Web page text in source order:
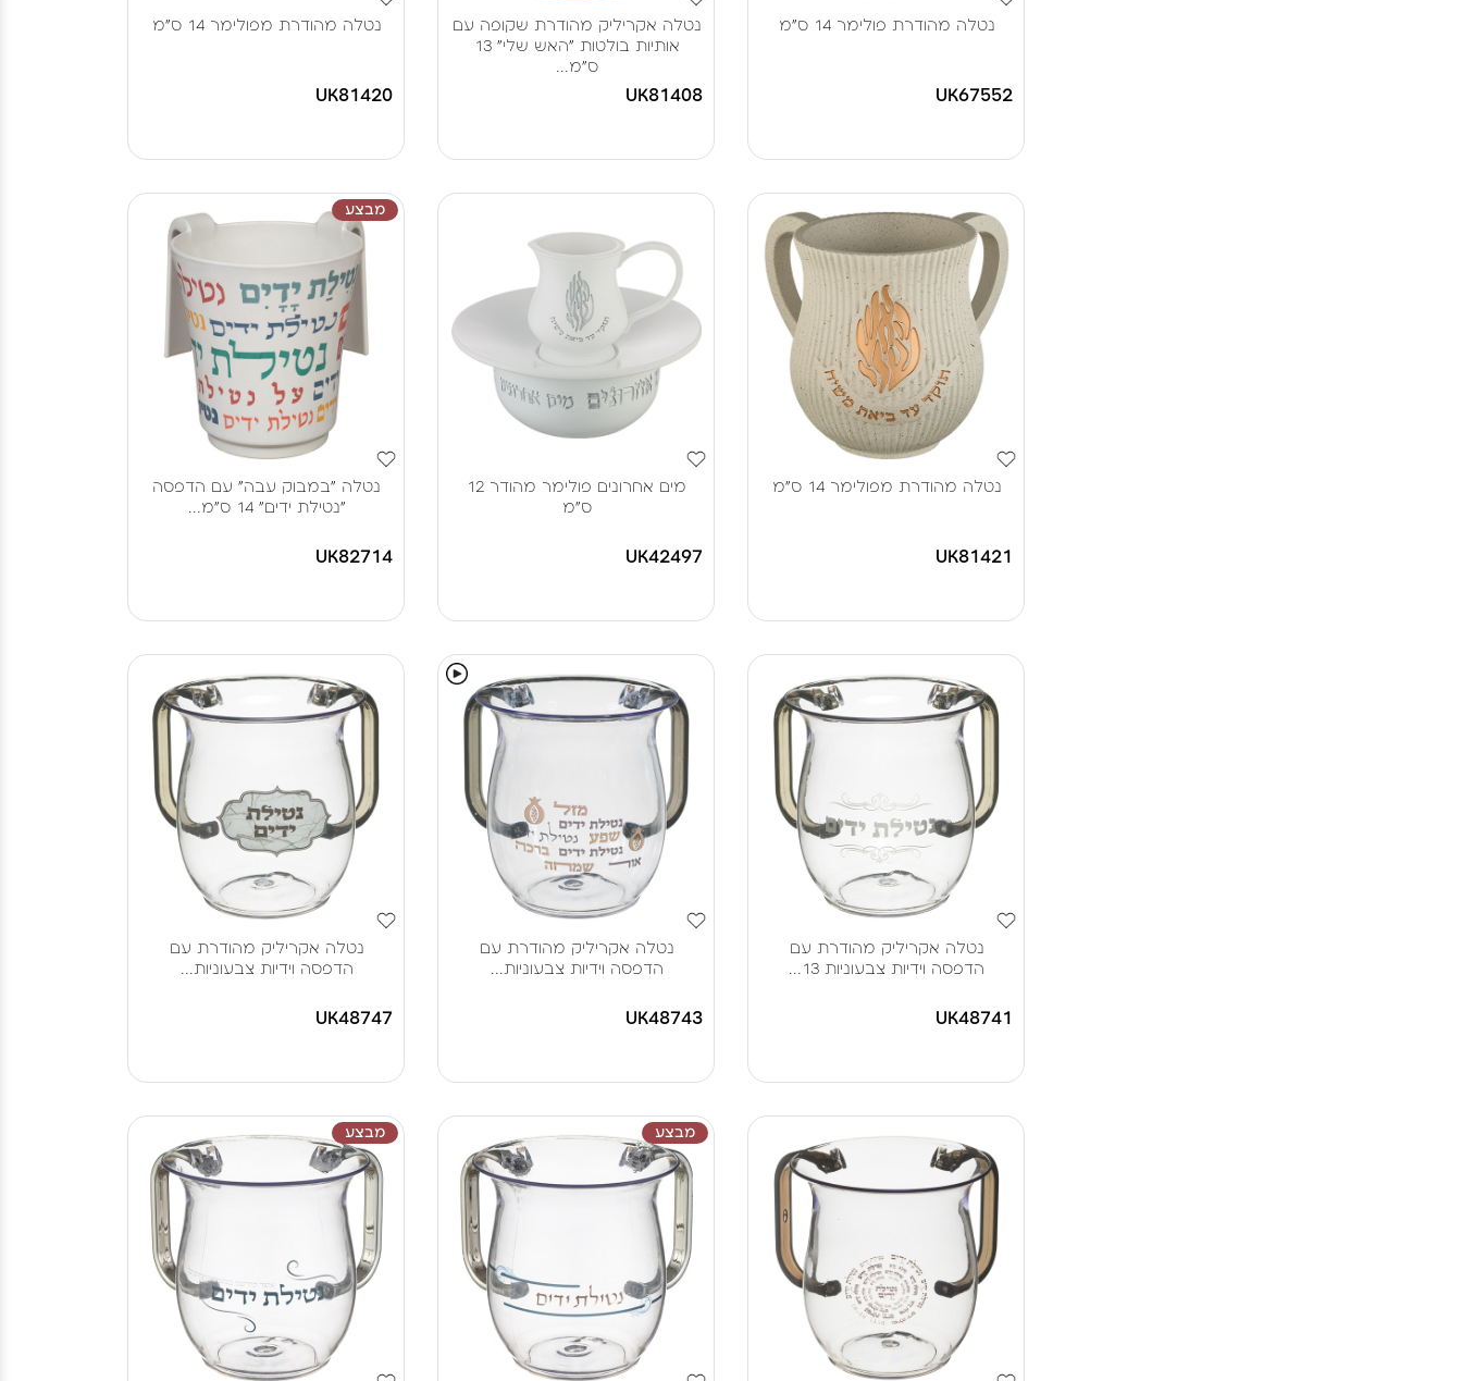
נטלה מהודרת פולימר 14 ס"מ
UK67552
נטלה אקריליק מהודרת שקופה עם
אותיות בולטות "האש שלי" 13
ס"מ...
UK81408
נטלה מהודרת מפולימר 14 ס"מ
UK81420
נטלה מהודרת מפולימר 14 ס"מ
UK81421
מים אחרונים פולימר מהודר 12
ס"מ
UK42497
מבצע
נטלה "במבוק עבה" עם הדפסה
"נטילת ידים" 14 ס"מ...
UK82714
נטלה אקריליק מהודרת עם
הדפסה וידיות צבעוניות 13...
UK48741
נטלה אקריליק מהודרת עם
הדפסה וידיות צבעוניות...
UK48743
נטלה אקריליק מהודרת עם
הדפסה וידיות צבעוניות...
UK48747
מבצע מבצע